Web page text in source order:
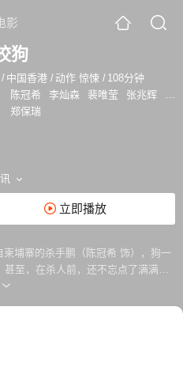
影
狗
/ 中国香港 / 动作 惊悚 / 108分钟
陈冠希 李灿森 裴唯莹 张兆辉
黎
郑保瑞
立即播放
柬埔寨的杀手鹏（陈冠希 饰），狗一
至，在杀人前，还不忘点了满满一
然离去。 因身为警察的父亲涉毒而
智障女子（裴唯莹 饰），互生情